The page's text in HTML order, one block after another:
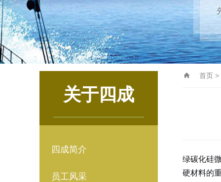
关于四成
四成简介
员工风采
首页 >
绿碳化硅
硬材料的